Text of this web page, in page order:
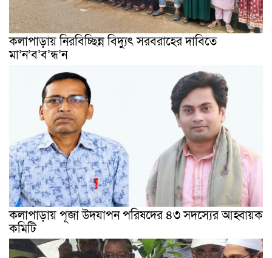
কলাপাড়ায় নিরবিচ্ছিন্ন বিদ্যুৎ সরবরাহের দাবিতে
মা’ন’ব’ব’ন্ধ’ন
কলাপাড়ায় পূজা উদযাপন পরিষদের ৪৩ সদস্যের আহ্বায়ক
কমিটি